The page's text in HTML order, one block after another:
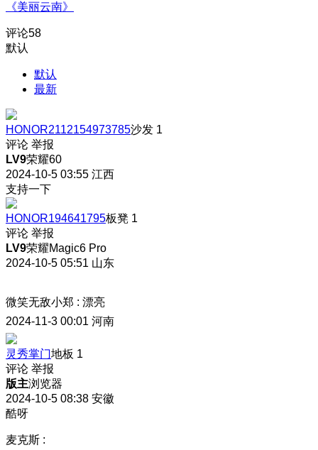
《美丽云南》
评论58
默认
默认
最新
HONOR2112154973785沙发 1
评论 举报
LV9荣耀60
2024-10-5 03:55 江西
支持一下
HONOR194641795板凳 1
评论 举报
LV9荣耀Magic6 Pro
2024-10-5 05:51 山东
微笑无敌小郑 : 漂亮
2024-11-3 00:01 河南
灵秀掌门地板 1
评论 举报
版主浏览器
2024-10-5 08:38 安徽
酷呀
麦克斯 :